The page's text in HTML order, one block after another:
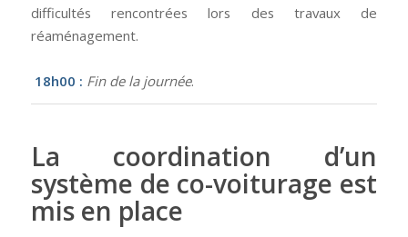
difficultés rencontrées lors des travaux de
réaménagement.
18h00 : Fin de la journée.
La coordination d’un
système de co-voiturage est
mis en place